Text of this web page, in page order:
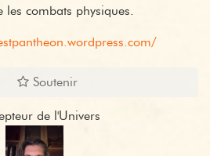
les combats physiques.
Soutenir
de l'Univers